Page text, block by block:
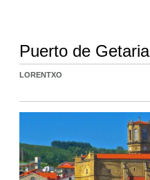
Puerto de Getaria
LORENTXO